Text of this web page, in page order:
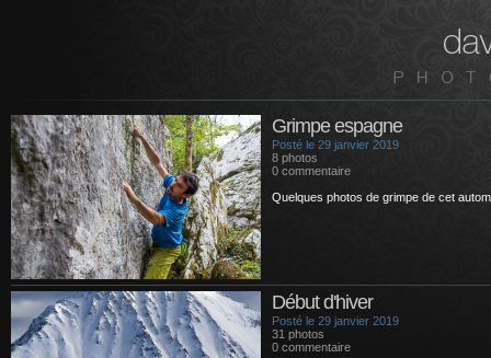
Grimpe espagne
Posté le 29 janvier 2019
8 photos
0 commentaire
Quelques photos de grimpe de cet
Début d'hiver
Posté le 29 janvier 2019
31 photos
0 commentaire